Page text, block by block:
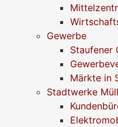
Gewerbe
Staufener
Märkte in
Stadtwerke